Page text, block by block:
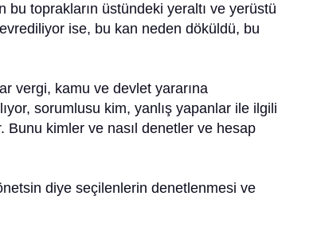
toprakların üstündeki yeraltı ve yerüstü
ise, bu kan neden döküldü, bu
vergi, kamu ve devlet yararına
sorumlusu kim, yanlış yapanlar ile ilgili
Bunu kimler ve nasıl denetler ve hesap
diye seçilenlerin denetlenmesi ve